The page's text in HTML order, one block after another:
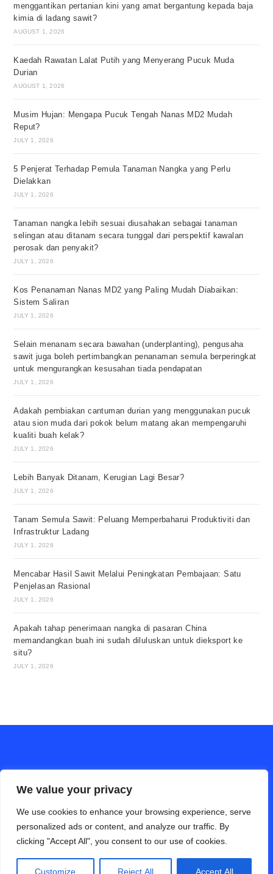
We value your privacy
We use cookies to enhance your browsing experience, serve
personalized ads or content, and analyze our traffic. By
clicking "Accept All", you consent to our use of cookies.
Customize Reject All Accept All
menggantikan pertanian kini yang amat bergantung kepada baja
kimia di ladang sawit?
AUGUST 1, 2026
Kaedah Rawatan Lalat Putih yang Menyerang Pucuk Muda
Durian
AUGUST 1, 2026
Musim Hujan: Mengapa Pucuk Tengah Nanas MD2 Mudah
Reput?
JULY 1, 2026
5 Penjerat Terhadap Pemula Tanaman Nangka yang Perlu
Dielakkan
JULY 1, 2026
Tanaman nangka lebih sesuai diusahakan sebagai tanaman
selingan atau ditanam secara tunggal dari perspektif kawalan
perosak dan penyakit?
JULY 1, 2026
Kos Penanaman Nanas MD2 yang Paling Mudah Diabaikan:
Sistem Saliran
JULY 1, 2026
Selain menanam secara bawahan (underplanting), pengusaha
sawit juga boleh pertimbangkan penanaman semula berperingkat
untuk mengurangkan kesusahan tiada pendapatan
JULY 1, 2026
Adakah pembiakan cantuman durian yang menggunakan pucuk
atau sion muda dari pokok belum matang akan mempengaruhi
kualiti buah kelak?
JULY 1, 2026
Lebih Banyak Ditanam, Kerugian Lagi Besar?
JULY 1, 2026
Tanam Semula Sawit: Peluang Memperbaharui Produktiviti dan
Infrastruktur Ladang
JULY 1, 2026
Mencabar Hasil Sawit Melalui Peningkatan Pembajaan: Satu
Penjelasan Rasional
JULY 1, 2026
Apakah tahap penerimaan nangka di pasaran China
memandangkan buah ini sudah diluluskan untuk dieksport ke
situ?
JULY 1, 2026
ALAM PERTANIAN online (Bahasa Cina)
Disclaimer
Privacy Policy